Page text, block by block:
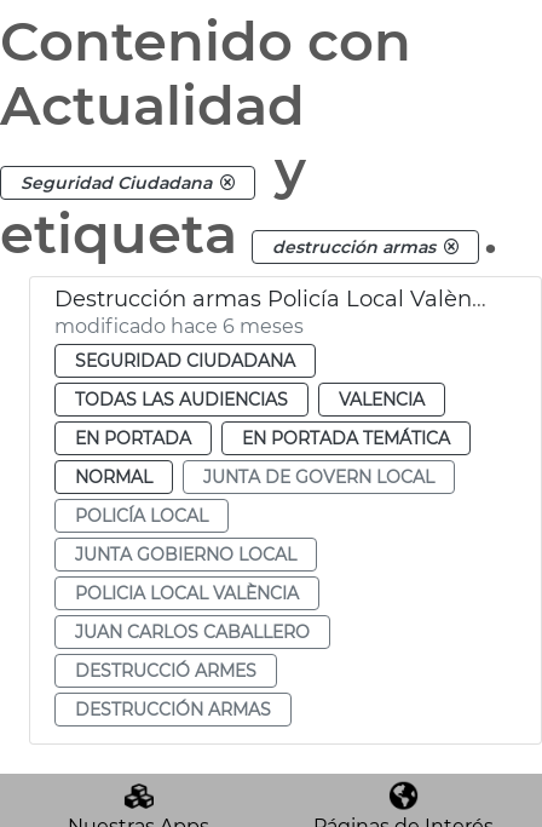
Contenido con
Actualidad
Seguridad Ciudadana
y
etiqueta
destrucción armas .
Destrucción armas Policía Local València
modificado hace 6 meses
SEGURIDAD CIUDADANA
TODAS LAS AUDIENCIAS
VALENCIA
EN PORTADA
EN PORTADA TEMÁTICA
NORMAL
JUNTA DE GOVERN LOCAL
POLICÍA LOCAL
JUNTA GOBIERNO LOCAL
POLICIA LOCAL VALÈNCIA
JUAN CARLOS CABALLERO
DESTRUCCIÓ ARMES
DESTRUCCIÓN ARMAS